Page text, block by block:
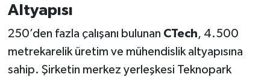
Altyapısı
250’den fazla çalışanı bulunan CTech, 4.500
metrekarelik üretim ve mühendislik altyapısına
sahip. Şirketin merkez yerleşkesi Teknopark